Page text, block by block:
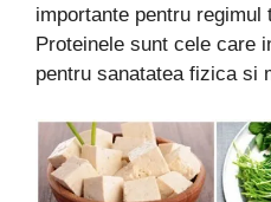
importante pentru regimul
Proteinele sunt cele care
pentru sanatatea fizica si